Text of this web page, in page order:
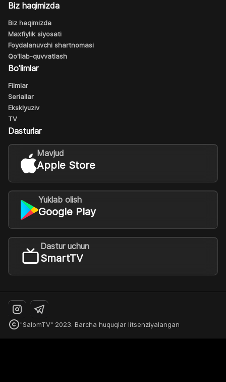
Biz haqimizda
Biz haqimizda
Maxfiylik siyosati
Foydalanuvchi shartnomasi
Qo'llab-quvvatlash
Bo'limlar
Filmlar
Seriallar
Eksklyuziv
TV
Dasturlar
Mavjud
Apple Store
Yuklab olish
Google Play
Dastur uchun
SmartTV
"SalomTV" 2023. Barcha huquqlar litsenziyalangan